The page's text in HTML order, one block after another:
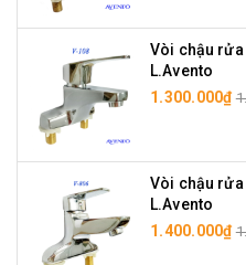
Vòi chậu
L.Avento
1.300.000₫
Vòi chậu
L.Avento
1.400.000₫